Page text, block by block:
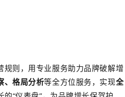
则， 用专业服务助力品牌破解增
、格局分析等全方位服务，实现全